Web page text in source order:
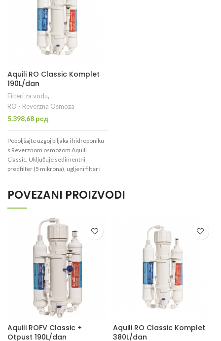
Aquili RO Classic Komplet
190L/dan
Filteri za vodu,
RO - Reverzna Osmoza
5.398,68 рсд
Poboljšajte uzgoj biljaka i hidroponiku
s Reverznom osmozom Aquili
Classic. Uključuje sedimentni
predfilter (5 mikrona), ugljeni filter i
Idealno za čistu vodu!
Savršeno za akvarijume –
osmoza Aquili Classic
nečistoća (provodljivost 10-40 µS) uz
sedimentni, ugljeni filter i TFM
membranu. Pogodno i za druge
POVEZANI PROIZVODI
Aquili ROFV Classic +
Otpust 190L/dan
Aquili RO Classic Komplet
380L/dan